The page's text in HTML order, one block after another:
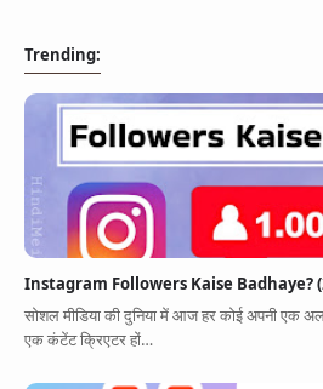
Trending:
Instagram Followers Kaise Badhaye?
सोशल मीडिया की दुनिया में आज हर कोई अपनी एक
एक कंटेंट क्रिएटर हों…